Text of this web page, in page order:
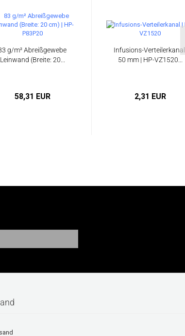
g/m² Abreißgewebe
Leinwand (Breite: 20...
58,31 EUR
Infusions-Verteilerkanal,
50 mm | HP-VZ1520...
2,31 EUR